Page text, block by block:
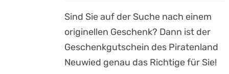
Sind Sie auf der Suche nach einem
originellen Geschenk? Dann ist der
Geschenkgutschein des Piratenland
Neuwied genau das Richtige für Sie!